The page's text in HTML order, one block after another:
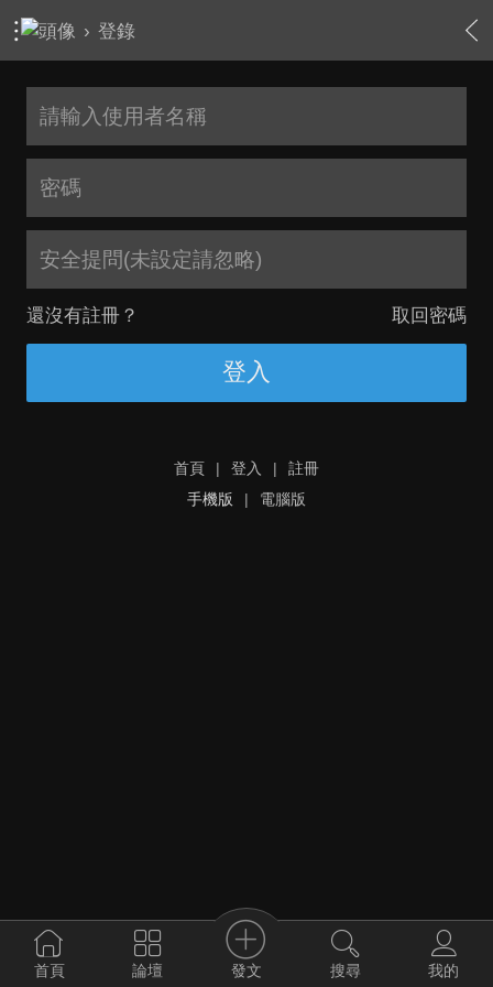
› 登錄
安全提問(未設定請忽略)
還沒有註冊？ 取回密碼
登入
首頁 | 登入 |
註冊
手機版
| 電腦版
首頁 論壇 發文 搜尋 我的